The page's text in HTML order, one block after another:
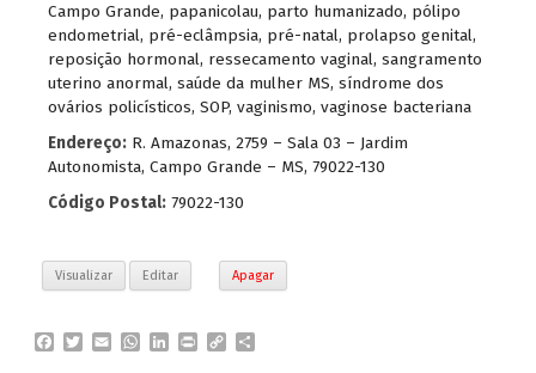
Campo Grande, papanicolau, parto humanizado, pólipo
endometrial, pré-eclâmpsia, pré-natal, prolapso genital,
reposição hormonal, ressecamento vaginal, sangramento
uterino anormal, saúde da mulher MS, síndrome dos
ovários policísticos, SOP, vaginismo, vaginose bacteriana
Endereço: R. Amazonas, 2759 – Sala 03 – Jardim
Autonomista, Campo Grande – MS, 79022-130
Código Postal: 79022-130
Visualizar Editar Apagar
T
E
W
P
C